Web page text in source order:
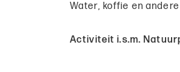
Water, koffie en
Activiteit i.s.m.